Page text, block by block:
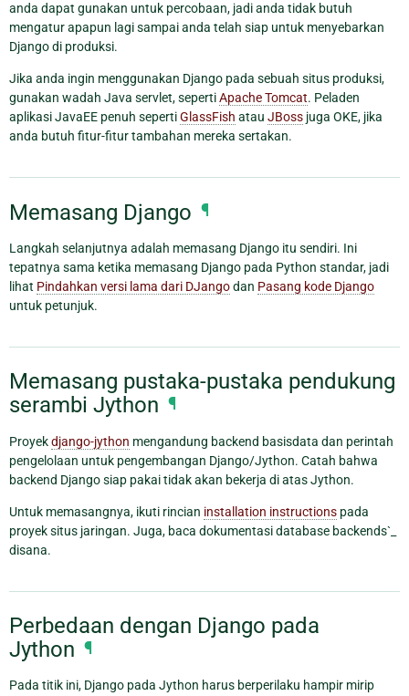
anda dapat gunakan untuk percobaan, jadi anda tidak butuh
mengatur apapun lagi sampai anda telah siap untuk menyebarkan
Django di produksi.
Jika anda ingin menggunakan Django pada sebuah situs produksi,
gunakan wadah Java servlet, sepertiApache Tomcat. Peladen
aplikasi JavaEE penuh sepertiGlassFish atau JBoss juga OKE, jika
anda butuh fitur-fitur tambahan mereka sertakan.
Memasang Django ¶
Langkah selanjutnya adalah memasang Django itu sendiri. Ini
tepatnya sama ketika memasang Django pada Python standar, jadi
lihat Pindahkan versi lama dari DJangodan Pasang kode Django
untuk petunjuk.
Memasang pustaka-pustaka pendukung
serambi Jython ¶
Proyekdjango-jython mengandung backend basisdata dan perintah
pengelolaan untuk pengembangan Django/Jython. Catah bahwa
backend Django siap pakai tidak akan bekerja di atas Jython.
Untuk memasangnya, ikuti rincian installation instructions pada
proyek situs jaringan. Juga, baca dokumentasi database backends`_
disana.
Perbedaan dengan Django pada
Jython ¶
Pada titik ini, Django pada Jython harus berperilaku hampir mirip